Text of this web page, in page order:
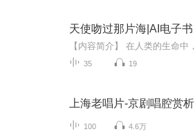
天使吻过那片海|AI电子书
35 19
上海老唱片-京剧唱腔赏析
100 4.6万